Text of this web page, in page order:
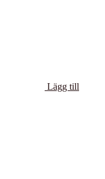
Lägg till